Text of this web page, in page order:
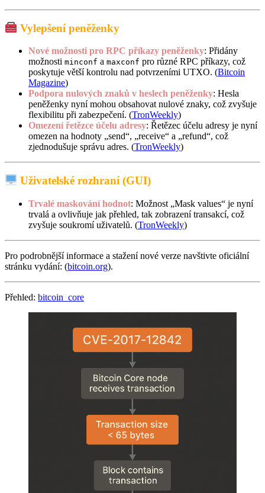
Vylepšení peněženky
Nové možnosti pro RPC příkazy peněženky: Přidány
možnosti minconf a maxconf pro různé RPC příkazy, což
poskytuje větší kontrolu nad potvrzeními UTXO. (Bitcoin
Magazine)
Podpora nulových znaků v heslech peněženky: Hesla
peněženky nyní mohou obsahovat nulové znaky, což zvyšuje
flexibilitu při zabezpečení. (TronWeekly)
Omezení řetězce účelu adresy: Řetězec účelu adresy je nyní
omezen na hodnoty „send“, „receive“ a „refund“, což
zjednodušuje správu adres. (TronWeekly)
Uživatelské rozhraní (GUI)
Trvalé maskování hodnot: Možnost „Mask values“ je nyní
trvalá a ovlivňuje jak přehled, tak zobrazení transakcí, což
zvyšuje soukromí uživatelů. (TronWeekly)
Pro podrobnější informace a stažení nové verze navštivte oficiální
stránku vydání: (bitcoin.org).
Přehled: bitcoin_core